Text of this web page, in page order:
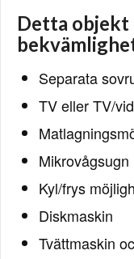
Detta objekt
Separata
TV eller TV/
Mikrovågsugn
Kyl/frys
Diskmaskin
Tvättmaskin